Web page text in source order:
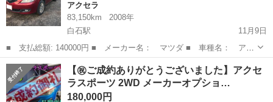
アクセラ
83,150km
2008年
白石駅
11月9日
■ 支払総額: 140000円 ■ メーカー名： マツダ ■ 車種名： アク
セラスポーツ20F ■ 排気量： 2000cc ■ 駆動方式：4WD ■ ド
ア枚数： 5D ■ 修復歴有無： ...
北海道 札幌市 白石駅 アクセラ 車両
【㊗️ご成約ありがとうございました】アクセ
ラスポーツ 2WD メーカーオプショ…
180,000円